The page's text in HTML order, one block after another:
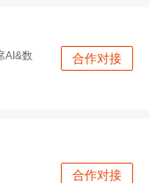
AI&数
合作对接
合作对接